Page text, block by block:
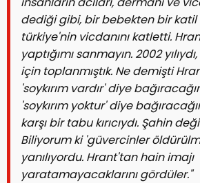
dediği gibi, bir bebekten bir katil
türkiye'nin vicdanını katletti.
yaptığımı sanmayın. 2002
için toplanmıştık. Ne demişti
'soykırım vardır' diye
'soykırım yoktur' diye
karşı bir tabu kırıcıydı. Şahin
Biliyorum ki 'güvercinler
yanılıyordu. Hrant'tan hain imajı
yaratamayacaklarını gördüler."